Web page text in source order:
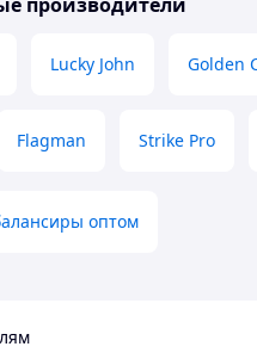
Lucky John Golden
Flagman Strike Pro
оптом